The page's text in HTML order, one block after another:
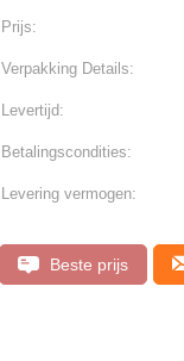
Prijs:
Verpakking Details:
Levertijd:
Betalingscondities:
Levering vermogen:
Beste prijs